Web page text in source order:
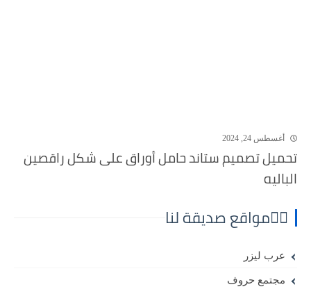
أغسطس 24, 2024
تحميل تصميم ستاند حامل أوراق على شكل راقصين
الباليه
⛓️‍💥مواقع صديقة لنا
عرب ليزر
مجتمع حروف